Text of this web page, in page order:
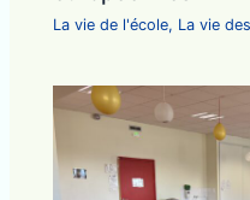
La vie de l'école, La vie